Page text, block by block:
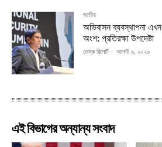
জাতীয়
অভিবাসন ব্যবস্থাপনা
অংশ: প্রতিরক্ষা উপদেষ্টা
ডেস্ক রিপোর্ট - আগস্ট ৬, ২০২৬
এই বিভাগের অন্যান্য সংবাদ